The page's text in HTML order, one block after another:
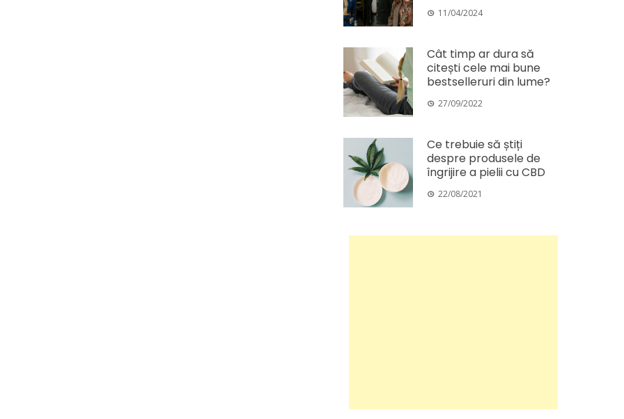
11/04/2024
Cât timp ar dura să
citești cele mai bune
bestselleruri din lume?
27/09/2022
Ce trebuie să știți
despre produsele de
îngrijire a pielii cu CBD
22/08/2021